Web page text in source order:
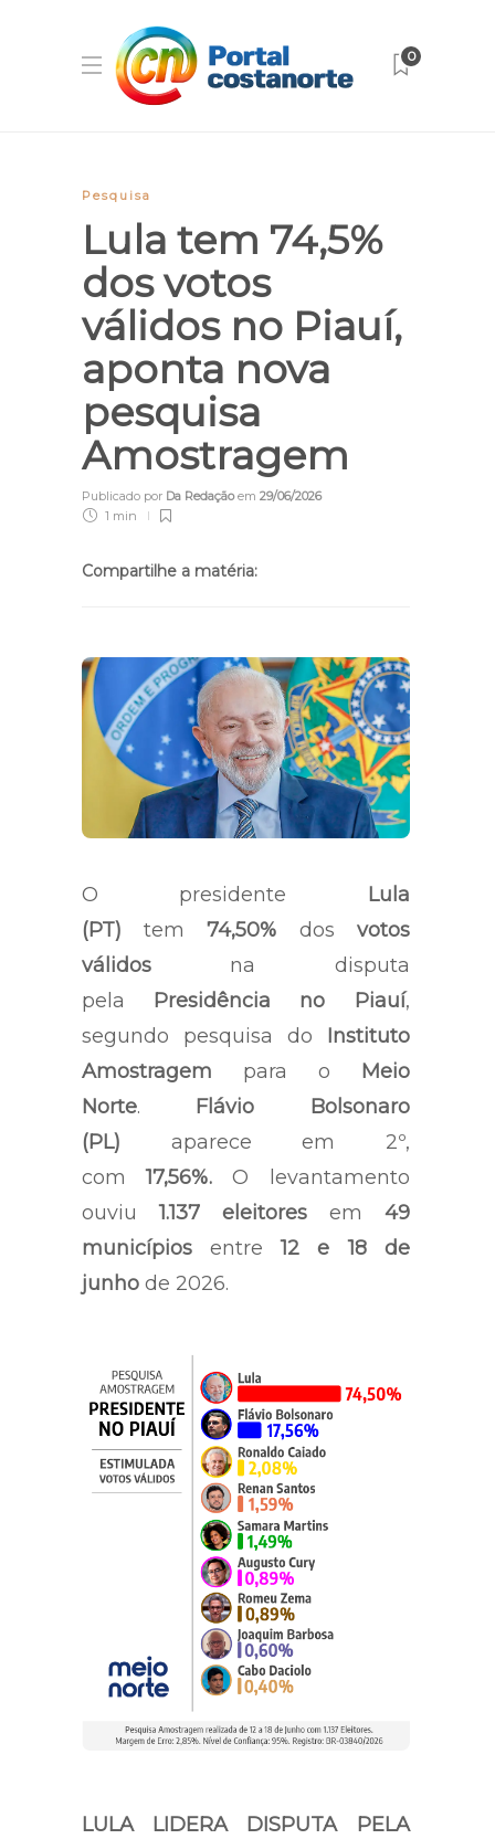
0
Pesquisa
Lula tem 74,5%
dos votos
válidos no Piauí,
aponta nova
pesquisa
Amostragem
Publicado por Da Redaçãoem 29/06/2026
1 min
Compartilhe a matéria:
O presidente Lula
(PT) tem74,50% dos votos
válidos na disputa
pela Presidência no Piauí,
segundo pesquisa do Instituto
Amostragem para o Meio
Norte. Flávio Bolsonaro
(PL) aparece em 2º,
com17,56%. O levantamento
ouviu1.137 eleitoresem 49
municípios entre12 e 18 de
junho de 2026.
LULA LIDERA DISPUTA PELA